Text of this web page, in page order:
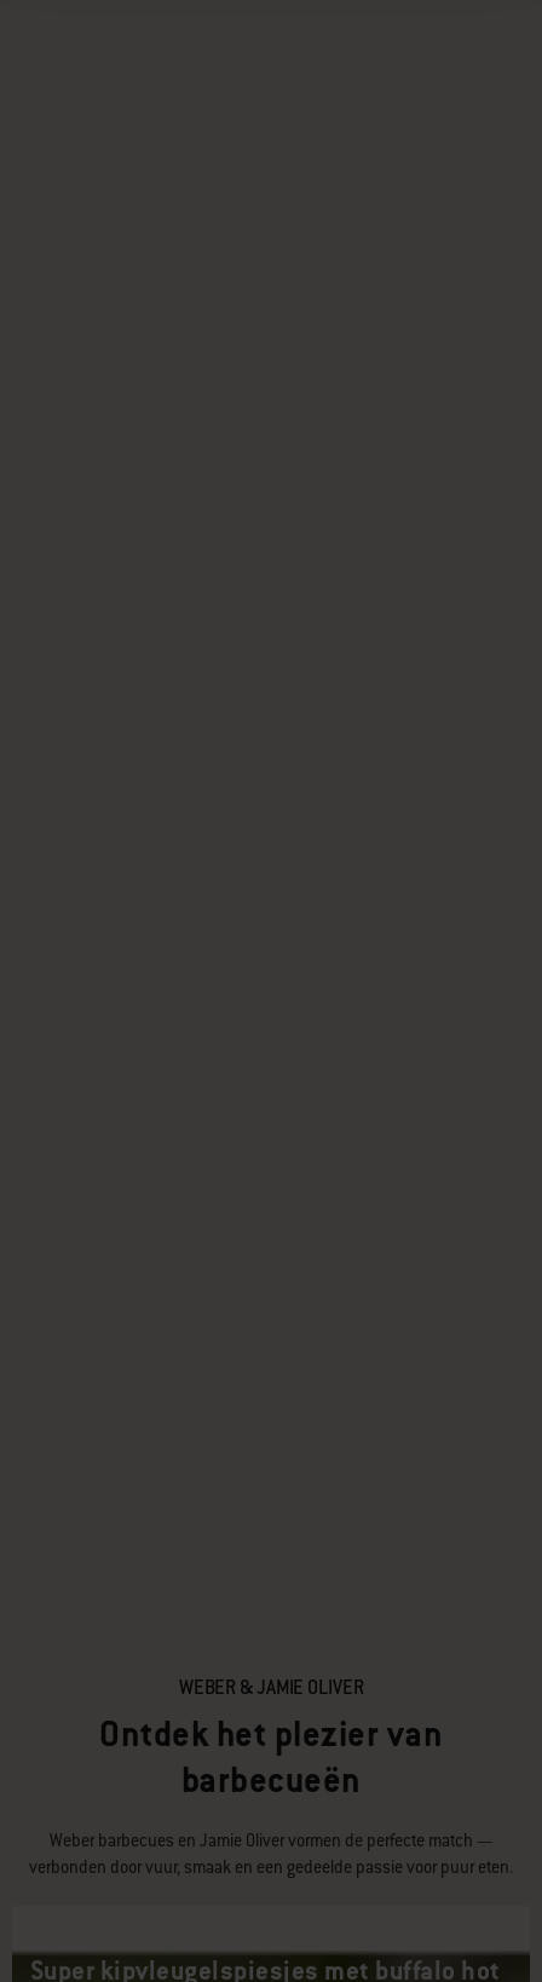
WEBER & JAMIE OLIVER
Ontdek het plezier van
barbecueën
Weber barbecues en Jamie Oliver vormen de perfecte match —
verbonden door vuur, smaak en een gedeelde passie voor puur eten.
Super kipvleugelspiesjes met buffalo hot